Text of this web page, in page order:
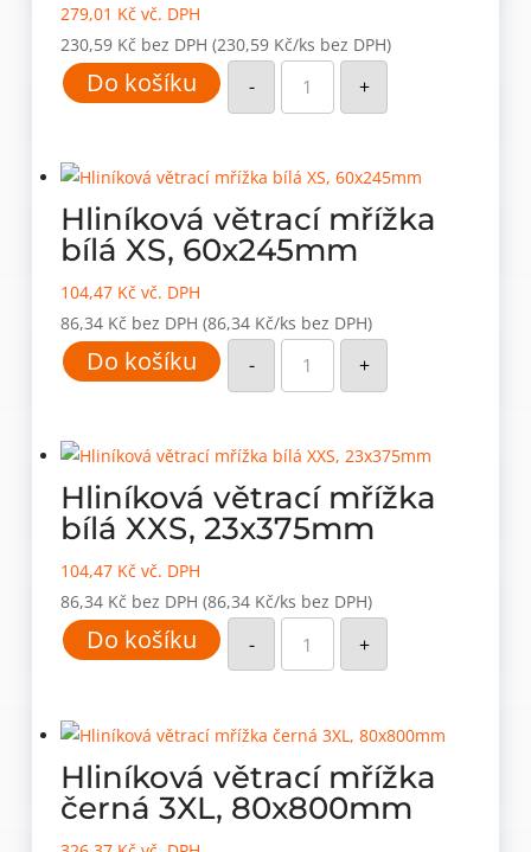
279,01 Kč vč. DPH
230,59 Kč bez DPH (230,59 Kč/ks bez DPH)
Do košíku -
Hliníková
větrací
mřížka
bílá
množství
+
Hliníková větrací mřížka
bílá XS, 60x245mm
104,47 Kč vč. DPH
86,34 Kč bez DPH (86,34 Kč/ks bez DPH)
Do košíku -
Hliníková
větrací
mřížka
bílá
množství
+
Hliníková větrací mřížka
bílá XXS, 23x375mm
104,47 Kč vč. DPH
86,34 Kč bez DPH (86,34 Kč/ks bez DPH)
Do košíku -
Hliníková
větrací
mřížka
bílá
množství
+
Hliníková větrací mřížka
černá 3XL, 80x800mm